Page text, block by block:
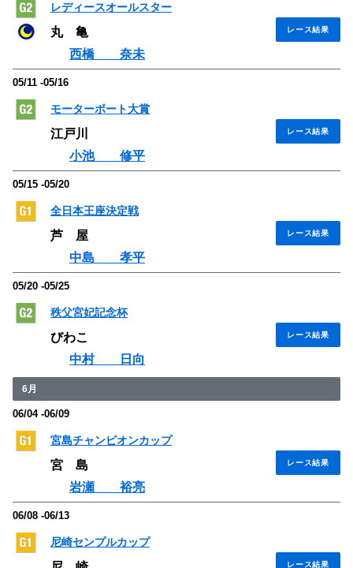
レディースオールスター
レース結果
丸 亀
西橋 奈未
05/11 -05/16
モーターボート大賞
レース結果
江戸川
小池 修平
05/15 -05/20
全日本王座決定戦
レース結果
芦 屋
中島 孝平
05/20 -05/25
秩父宮妃記念杯
レース結果
びわこ
中村 日向
6月
06/04 -06/09
宮島チャンピオンカップ
レース結果
宮 島
岩瀬 裕亮
06/08 -06/13
尼崎センプルカップ
レース結果